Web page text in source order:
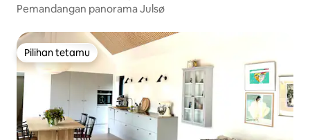
Pemandangan panorama Julsø
Pilihan tetamu
Pilihan tetamu